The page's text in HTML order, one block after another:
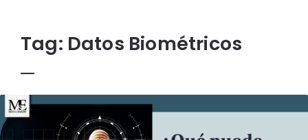
Tag: Datos Biométricos